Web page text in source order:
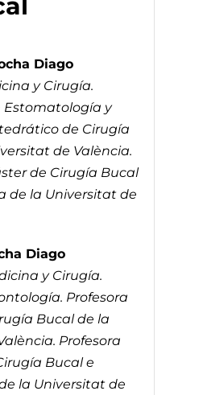
Diago
y Cirugía.
Estomatología y
de Cirugía
de València.
de Cirugía Bucal
de la Universitat de
Diago
y Cirugía.
Profesora
Bucal de la
Profesora
Bucal e
la Universitat de